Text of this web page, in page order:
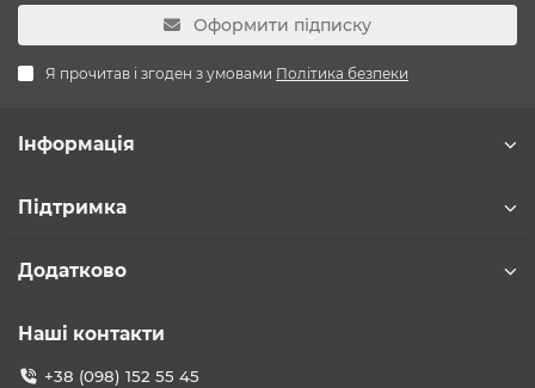
Оформити підписку
Я прочитав і згоден з умовами Політика безпеки
Інформація
Підтримка
Додатково
Наші контакти
+38 (098) 152 55 45